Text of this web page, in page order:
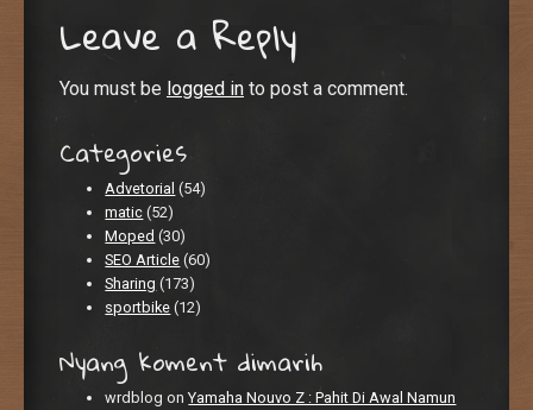
Leave a Reply
You must be logged in to post a comment.
Categories
Advetorial (54)
matic (52)
Moped (30)
SEO Article (60)
Sharing (173)
sportbike (12)
Nyang koment dimarih
wrdblog onYamaha Nouvo Z : Pahit Di Awal Namun